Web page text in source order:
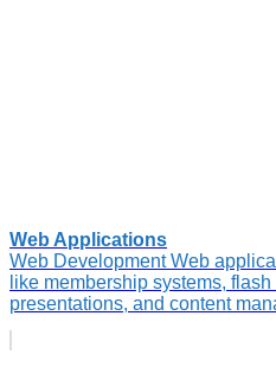
Web Applications
Web Development Web
like membership systems,
presentations, and content